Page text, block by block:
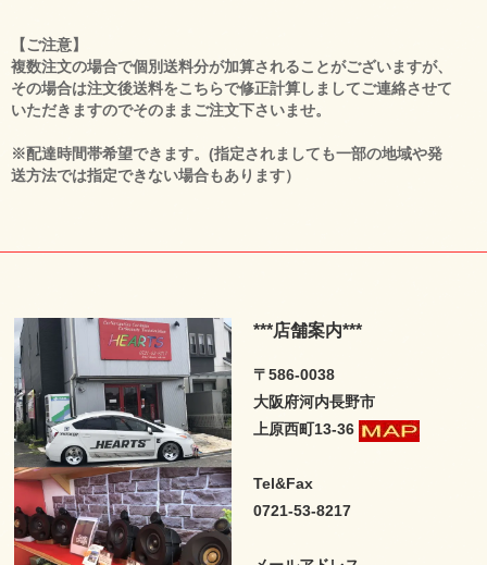
【ご注意】
複数注文の場合で個別送料分が加算されることがございますが、
その場合は注文後送料をこちらで修正計算しましてご連絡させて
いただきますのでそのままご注文下さいませ。
※配達時間帯希望できます。(指定されましても一部の地域や発
送方法では指定できない場合もあります）
***店舗案内***
〒586-0038
大阪府河内長野市
上原西町13-36
Tel&Fax
0721-53-8217